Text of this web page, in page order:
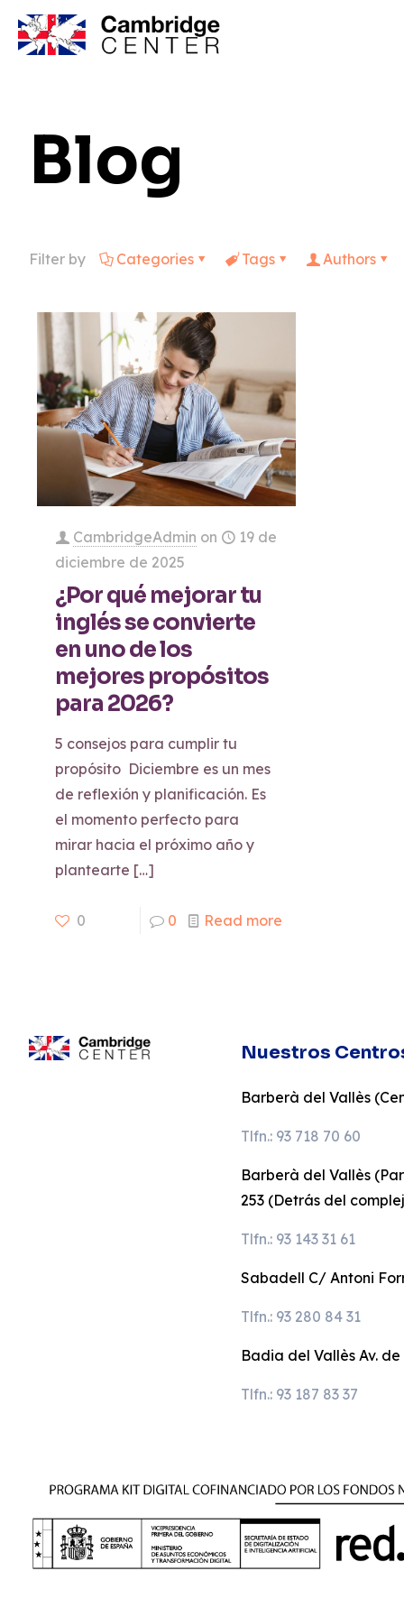
Blog
Filter by Categories Tags Authors
CambridgeAdmin on
19 de
diciembre de 2025
¿Por qué mejorar tu
inglés se convierte
en uno de los
mejores propósitos
para 2026?
5 consejos para cumplir tu
propósito Diciembre es un mes
de reflexión y planificación. Es
el momento perfecto para
mirar hacia el próximo año y
plantearte […]
0 0 Read more
Nuestros
Barberà del Vallès
Tlfn.: 93 718 70 60
Barberà del Vallès
253 (Detrás del
Tlfn.: 93 143 31 61
Sabadell C/ Antoni
Tlfn.: 93 280 84 31
Badia del Vallès Av. de
Tlfn.: 93 187 83 37